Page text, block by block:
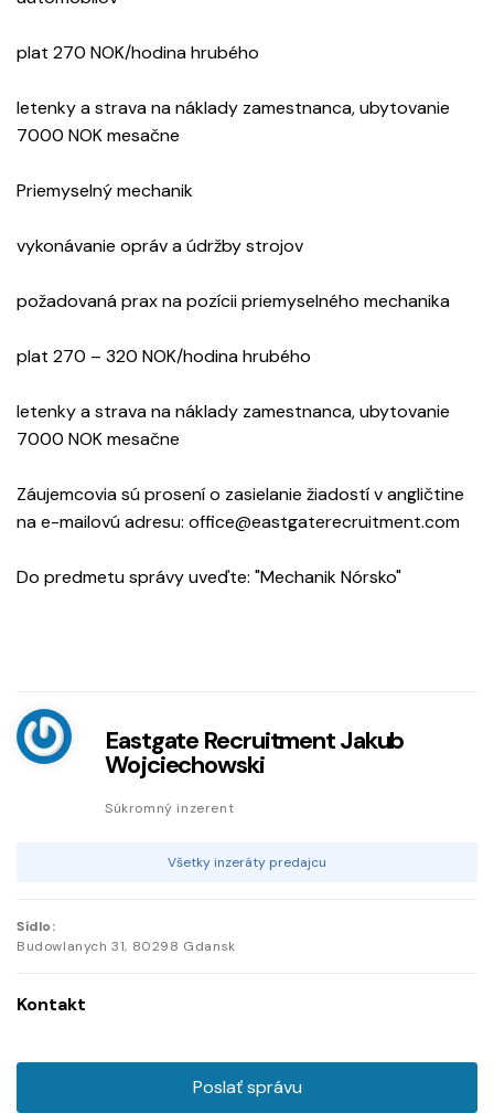
plat 270 NOK/hodina hrubého
letenky a strava na náklady zamestnanca, ubytovanie
7000 NOK mesačne
Priemyselný mechanik
vykonávanie opráv a údržby strojov
požadovaná prax na pozícii priemyselného mechanika
plat 270 – 320 NOK/hodina hrubého
letenky a strava na náklady zamestnanca, ubytovanie
7000 NOK mesačne
Záujemcovia sú prosení o zasielanie žiadostí v angličtine
na e-mailovú adresu: office@eastgaterecruitment.com
Do predmetu správy uveďte: "Mechanik Nórsko"
Eastgate Recruitment Jakub
Wojciechowski
Súkromný inzerent
Všetky inzeráty predajcu
Sídlo:
Budowlanych 31, 80298 Gdansk
Kontakt
Poslať správu